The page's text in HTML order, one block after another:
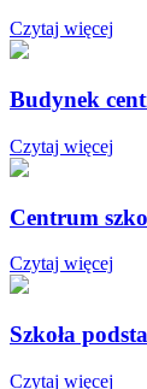
Czytaj więcej
Budynek
Czytaj więcej
Centrum
Czytaj więcej
Szkoła
Czytaj więcej